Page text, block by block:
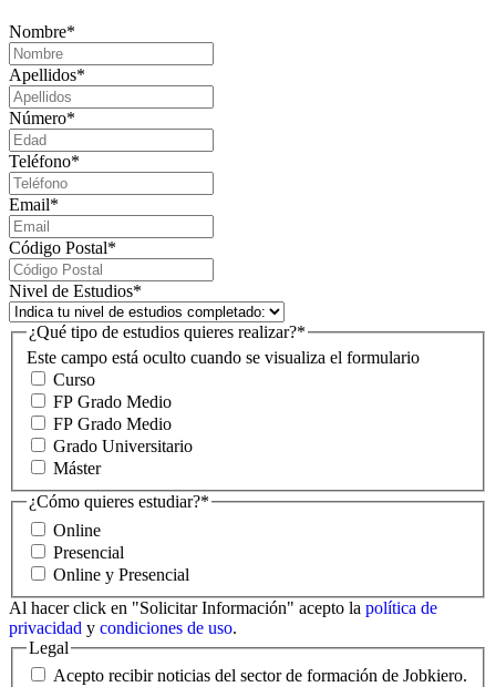
Nombre*
Apellidos*
Número*
Teléfono*
Email*
Código Postal*
Nivel de Estudios*
Este campo está oculto cuando se visualiza el formulario
¿Qué tipo de estudios quieres realizar?*
Curso
FP Grado Medio
FP Grado Medio
Grado Universitario
Máster
¿Cómo quieres estudiar?*
Online
Presencial
Online y Presencial
Al hacer click en "Solicitar Información" acepto la política de
privacidad y condiciones de uso.
Legal
Acepto recibir noticias del sector de formación de Jobkiero.